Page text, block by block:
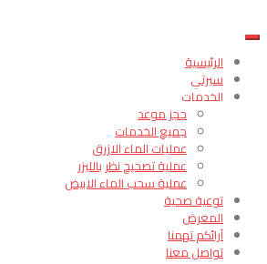
الرئيسية
سيرتي
الخدمات
حجز موعد
جميع الخدمات
عمليات الماء الازرق
عملية تصحيح نظر بالليزر
عملية سحب الماء الابيض
توعية صحية
المعرض
آرائكم تهمنا
تواصل معنا